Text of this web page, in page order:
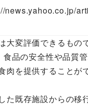
news.yahoo.co.jp/
変評価できるもので
品の安全性や品質
肉を提供することが
た既存施設からの